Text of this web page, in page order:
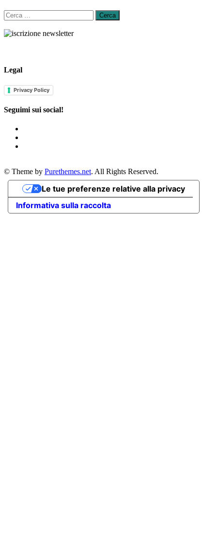
Ricerca
per:
Legal
Privacy Policy
Seguimi sui social!
© Theme by Purethemes.net. All Rights Reserved.
Informativa sulla raccolta
Le tue preferenze relative alla privacy